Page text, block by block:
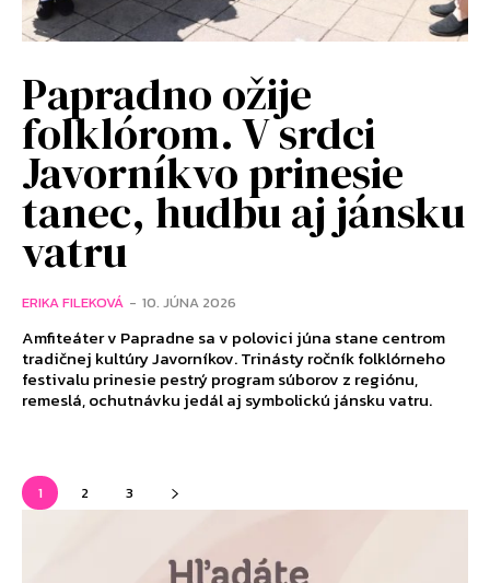
Papradno ožije
folklórom. V srdci
Javorníkvo prinesie
tanec, hudbu aj jánsku
vatru
ERIKA FILEKOVÁ - 10. JÚNA 2026
Amfiteáter v Papradne sa v polovici júna stane centrom
tradičnej kultúry Javorníkov. Trinásty ročník folklórneho
festivalu prinesie pestrý program súborov z regiónu,
remeslá, ochutnávku jedál aj symbolickú jánsku vatru.
1 2 3